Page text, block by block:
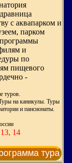
с аквапарком и
парком
и
по
пищевого
-
туров.
на каникулы. Туры
и пансионаты.
14
тура